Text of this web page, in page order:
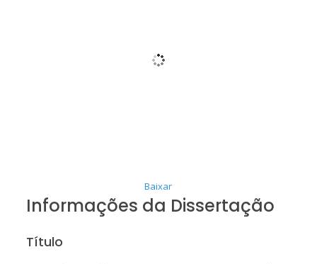
Baixar
Informações da Dissertação
Título